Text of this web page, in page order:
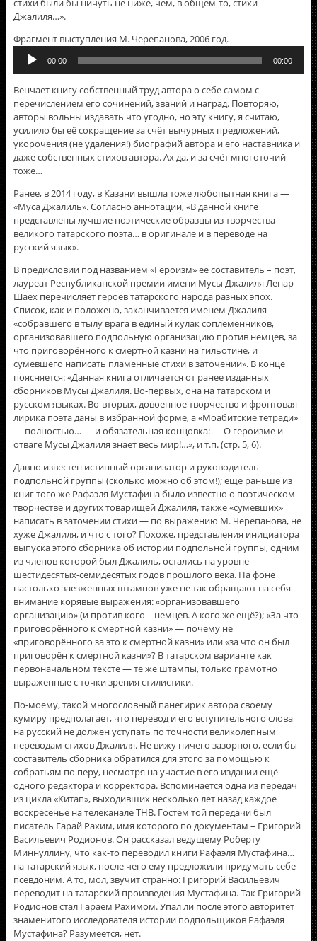
стихи были бы ничуть не ниже, чем, в общем-то, стихи
Джалиля…».
Фрагмент выступления М. Черепанова, 2006 год.
Аудиоплеер
00:00 00:00
Венчает книгу собственный труд автора о себе самом с
перечислением его сочинений, званий и наград. Повторяю,
авторы вольны издавать что угодно, но эту книгу, я считаю,
усилило бы её сокращение за счёт вычурных предложений,
укорочения (не удаления!) биографий автора и его наставника и
даже собственных стихов автора. Ах да, и за счёт многоточий
тоже…
Ранее, в 2014 году, в Казани вышла тоже любопытная книга —
«Муса Джалиль». Согласно аннотации, «В данной книге
представлены лучшие поэтические образцы из творчества
великого татарского поэта… в оригинале и в переводе на
русский язык».
В предисловии под названием «Героизм» её составитель – поэт,
лауреат Республиканской премии имени Мусы Джалиля Ленар
Шаех перечисляет героев татарского народа разных эпох.
Список, как и положено, заканчивается именем Джалиля —
«собравшего в тылу врага в единый кулак соплеменников,
организовавшего подпольную организацию против немцев, за
что приговорённого к смертной казни на гильотине, и
сумевшего написать пламенные стихи в заточении». В конце
поясняется: «Данная книга отличается от ранее изданных
сборников Мусы Джалиля. Во-первых, она на татарском и
русском языках. Во-вторых, довоенное творчество и фронтовая
лирика поэта даны в избранной форме, а «Моабитские тетради»
— полностью… — и обязательная концовка: — О героизме и
отваге Мусы Джалиля знает весь мир!…», и т.п. (стр. 5, 6).
Давно известен истинный организатор и руководитель
подпольной группы (сколько можно об этом!); ещё раньше из
книг того же Рафаэля Мустафина было известно о поэтическом
творчестве и других товарищей Джалиля, также «сумевших»
написать в заточении стихи — по выражению М. Черепанова, не
хуже Джалиля, и что с того? Похоже, представления инициатора
выпуска этого сборника об истории подпольной группы, одним
из членов которой был Джалиль, остались на уровне
шестидесятых-семидесятых годов прошлого века. На фоне
настолько заезженных штампов уже не так обращают на себя
внимание корявые выражения: «организовавшего
организацию» (и против кого – немцев. А кого же ещё?); «За что
приговорённого к смертной казни» — почему не
«приговорённого за это к смертной казни» или «за что он был
приговорён к смертной казни»? В татарском варианте как
первоначальном тексте — те же штампы, только грамотно
выраженные с точки зрения стилистики.
По-моему, такой многословный панегирик автора своему
кумиру предполагает, что перевод и его вступительного слова
на русский не должен уступать по точности великолепным
переводам стихов Джалиля. Не вижу ничего зазорного, если бы
составитель сборника обратился для этого за помощью к
собратьям по перу, несмотря на участие в его издании ещё
одного редактора и корректора. Вспоминается одна из передач
из цикла «Китап», выходивших несколько лет назад каждое
воскресенье на телеканале ТНВ. Гостем той передачи был
писатель Гарай Рахим, имя которого по документам – Григорий
Васильевич Родионов. Он рассказал ведущему Роберту
Миннуллину, что как-то переводил книги Рафаэля Мустафина…
на татарский язык, после чего ему предложили придумать себе
псевдоним. А то, мол, звучит странно: Григорий Васильевич
переводит на татарский произведения Мустафина. Так Григорий
Родионов стал Гараем Рахимом. Упал ли после этого авторитет
знаменитого исследователя истории подпольщиков Рафаэля
Мустафина? Разумеется, нет.